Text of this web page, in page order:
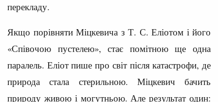
перекладу.
Якщо порівняти Міцкевича з Т. С. Еліотом і його
«Співочою пустелею», стає помітною ще одна
паралель. Еліот пише про світ після катастрофи, де
природа стала стерильною. Міцкевич бачить
природу живою і могутньою. Але результат один: